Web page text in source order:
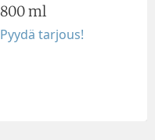
800 ml
Pyydä tarjous!